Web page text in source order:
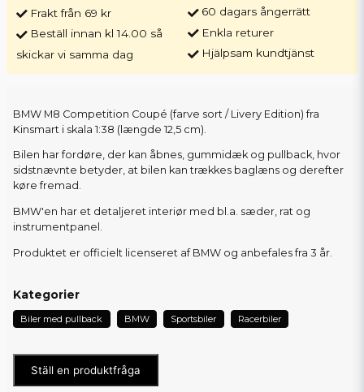
Frakt från 69 kr
Beställ innan kl 14.00 så
skickar vi samma dag
60 dagars ångerrätt
Enkla returer
Hjälpsam kundtjänst
BMW M8 Competition Coupé (farve sort / Livery Edition) fra
Kinsmart i skala 1:38 (længde 12,5 cm).
Bilen har fordøre, der kan åbnes, gummidæk og pullback, hvor
sidstnævnte betyder, at bilen kan trækkes baglæns og derefter
køre fremad.
BMW'en har et detaljeret interiør med bl.a. sæder, rat og
instrumentpanel.
Produktet er officielt licenseret af BMW og anbefales fra 3 år.
Kategorier
Biler med pullback BMW Sportsbiler Racerbiler
Ställ en produktfråga